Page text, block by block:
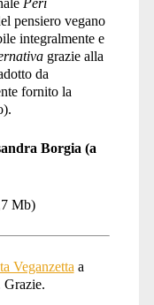
Perì
pensiero vegano
integralmente e
grazie alla
da
fornito la
Borgia (a
Mb)
Veganzetta a
Grazie.